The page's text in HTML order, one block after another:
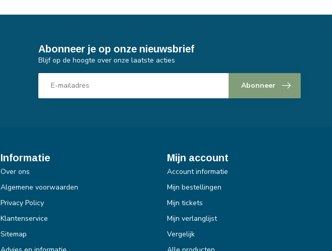
Abonneer je op onze nieuwsbrief
Blijf op de hoogte over onze laatste acties
Abonneer
Informatie
Over ons
Algemene voorwaarden
Privacy Policy
Klantenservice
Sitemap
Mijn account
Account informatie
Mijn bestellingen
Mijn tickets
Mijn verlanglijst
Vergelijk